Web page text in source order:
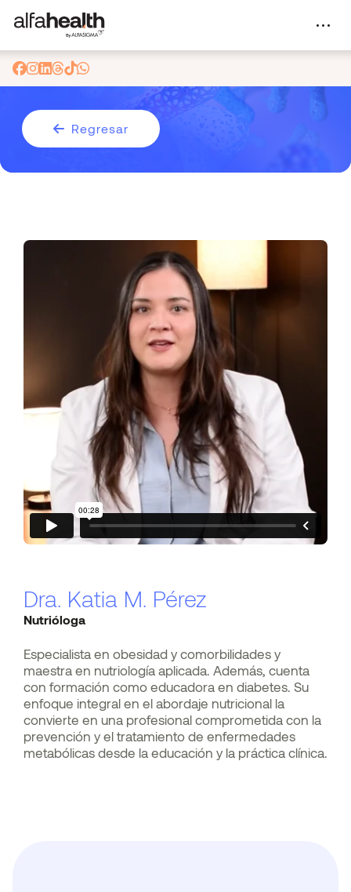
Regresar
Dra. Katia M. Pérez
Nutrióloga
Especialista en obesidad y comorbilidades y
maestra en nutriología aplicada. Además, cuenta
con formación como educadora en diabetes. Su
enfoque integral en el abordaje nutricional la
convierte en una profesional comprometida con la
prevención y el tratamiento de enfermedades
metabólicas desde la educación y la práctica clínica.